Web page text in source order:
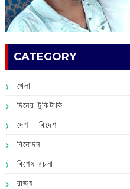
CATEGORY
খেলা
দিনের টুকিটাকি
দেশ - বিদেশ
বিনোদন
বিশেষ রচনা
রাজ্য